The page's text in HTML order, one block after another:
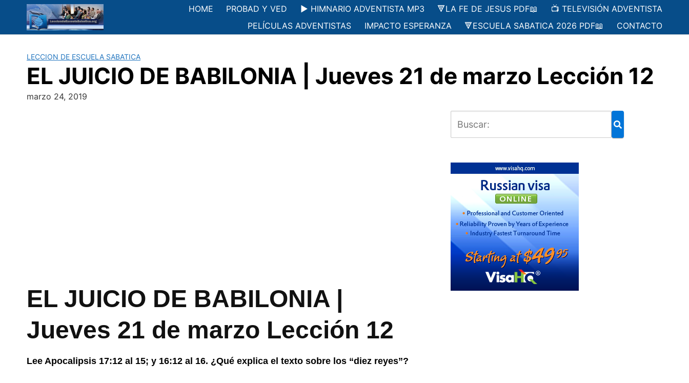
contenido
HOME PROBAD Y VED ▶️ HIMNARIO ADVENTISTA MP3 🔻LA FE DE JESUS PDF📖
📺 TELEVISIÓN ADVENTISTA
PELÍCULAS ADVENTISTAS
IMPACTO ESPERANZA 🔻ESCUELA SABATICA 2026 PDF📖 CONTACTO
LECCION DE ESCUELA SABATICA
EL JUICIO DE BABILONIA | Jueves 21 de marzo Lección 12
marzo 24, 2019
EL JUICIO DE BABILONIA |
Jueves 21 de marzo Lección 12
Lee Apocalipsis 17:12 al 15; y 16:12 al 16. ¿Qué explica el texto sobre los “diez reyes”?